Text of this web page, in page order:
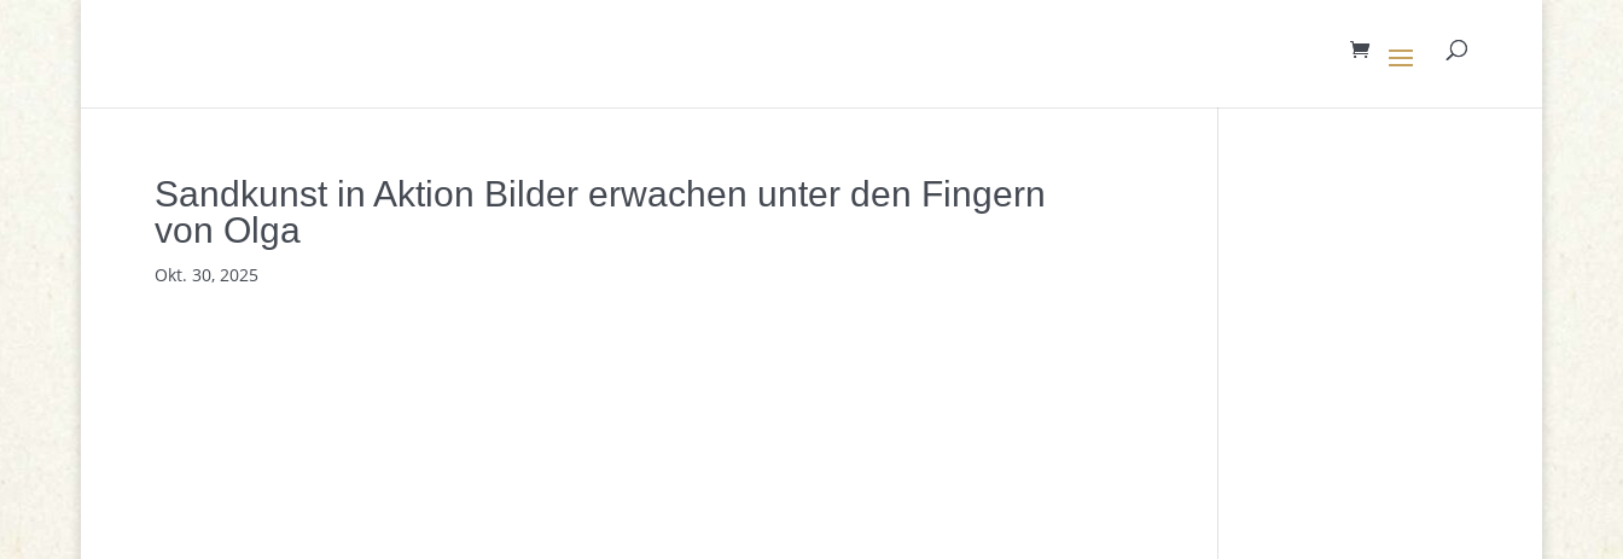
Sandkunst in Aktion Bilder erwachen unter den Fingern
von Olga
Okt. 30, 2025